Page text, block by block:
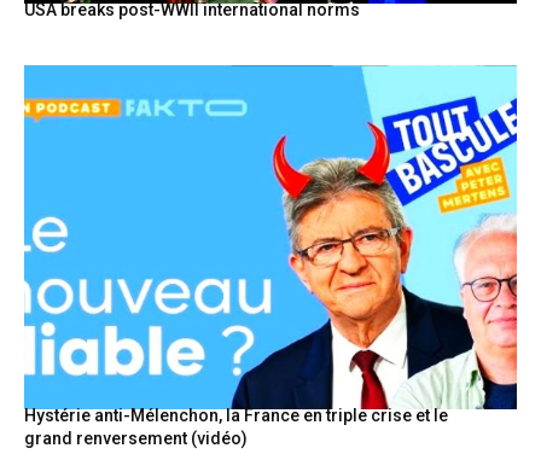
USA breaks post-WWII international norms
Hystérie anti-Mélenchon, la France en triple crise et le
grand renversement (vidéo)